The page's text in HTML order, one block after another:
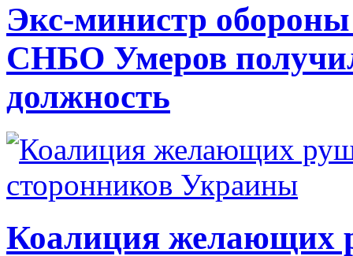
Экс-министр
СНБО Умеров
должность
Коалиция желающих